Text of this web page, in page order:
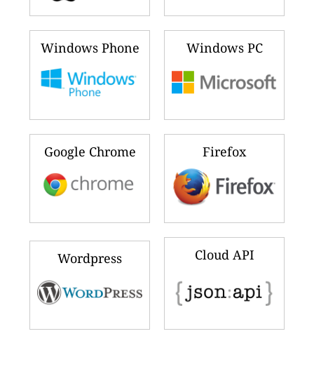
Windows Phone Windows PC
Google Chrome Firefox
Wordpress Cloud API